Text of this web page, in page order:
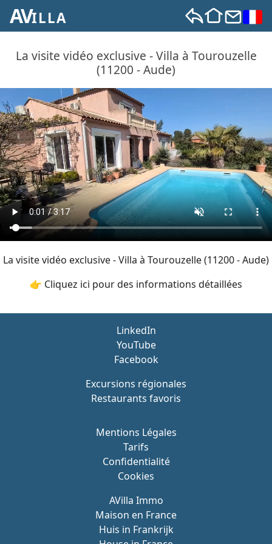
AVILLA
La visite vidéo exclusive - Villa à Tourouzelle
(11200 - Aude)
La visite vidéo exclusive - Villa à Tourouzelle (11200 - Aude)
👉 Cliquez ici pour des informations détaillées
Mentions Légales
Tarifs
Confidentialité
Cookies
AVilla Immo
Maison en France
Huis in Frankrijk
LinkedIn
YouTube
Facebook
Excursions régionales
Restaurants favoris